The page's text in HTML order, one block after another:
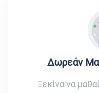
Δωρεάν
Ξεκίνα να